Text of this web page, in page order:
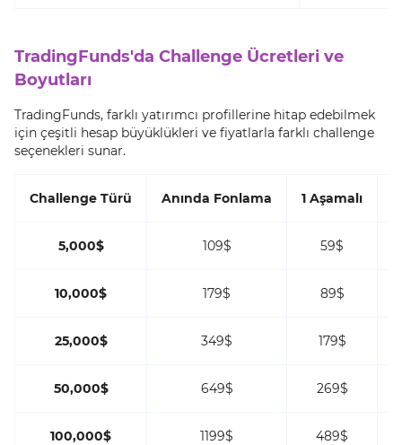
TradingFunds'da Challenge Ücretleri ve
Boyutları
TradingFunds, farklı yatırımcı profillerine hitap edebilmek
için çeşitli hesap büyüklükleri ve fiyatlarla farklı challenge
seçenekleri sunar.
Challenge Türü Anında Fonlama 1 Aşamalı
5,000$ 109$ 59$
10,000$ 179$ 89$
25,000$ 349$ 179$
50,000$ 649$ 269$
100,000$ 1199$ 489$